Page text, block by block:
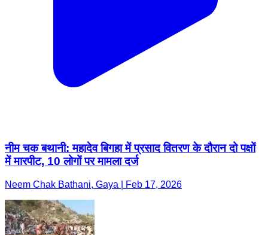
नीम चक बथानी: महादेव बिगहा में प्रसाद वितरण के दौरान दो पक्षों
में मारपीट, 10 लोगों पर मामला दर्ज
Neem Chak Bathani, Gaya | Feb 17, 2026